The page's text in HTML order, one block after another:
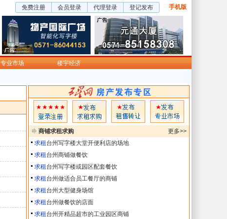
免费注册 会员登录 代理登录 登记发布 手机版
专业市场
楼宇经济
商铺求租求购
更多>>
求租 台州写字楼大堂开便利店的场地
求租 台州商铺做餐饮
求租 台州写字楼或园区配套餐饮
求租 台州做适合员工餐厅的商铺
求租 台州大型健身场馆
求租 台州做餐饮的店面
求租 台州开精品超市的工业园区商铺